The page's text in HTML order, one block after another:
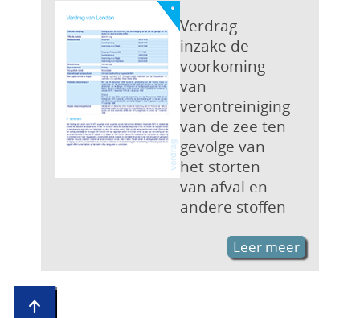
Verdrag
inzake de
voorkoming
van
verontreiniging
van de zee ten
gevolge van
het storten
van afval en
andere stoffen
Leer meer